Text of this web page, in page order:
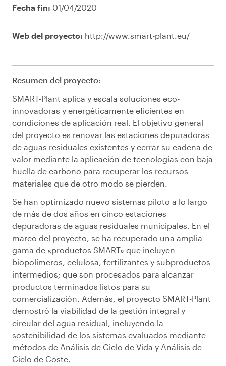
Fecha fin: 01/04/2020
Web del proyecto: http://www.smart-plant.eu/
Resumen del proyecto:
SMART-Plant aplica y escala soluciones eco-
innovadoras y energéticamente eficientes en
condiciones de aplicación real. El objetivo general
del proyecto es renovar las estaciones depuradoras
de aguas residuales existentes y cerrar su cadena de
valor mediante la aplicación de tecnologías con baja
huella de carbono para recuperar los recursos
materiales que de otro modo se pierden.
Se han optimizado nuevo sistemas piloto a lo largo
de más de dos años en cinco estaciones
depuradoras de aguas residuales municipales. En el
marco del proyecto, se ha recuperado una amplia
gama de «productos SMART» que incluyen
biopolímeros, celulosa, fertilizantes y subproductos
intermedios; que son procesados ​​para alcanzar
productos terminados listos para su
comercialización. Además, el proyecto SMART-Plant
demostró la viabilidad de la gestión integral y
circular del agua residual, incluyendo la
sostenibilidad de los sistemas evaluados mediante
métodos de Análisis de Ciclo de Vida y Análisis de
Ciclo de Coste.